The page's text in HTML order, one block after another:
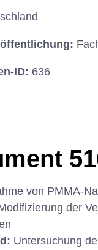
ID: 636
von PMMA-
der
Untersuchung